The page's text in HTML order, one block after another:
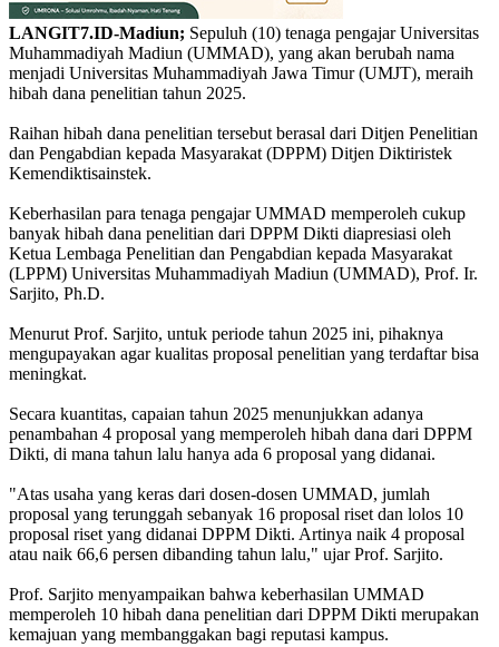
LANGIT7.ID-Madiun; Sepuluh (10) tenaga pengajar Universitas
Muhammadiyah Madiun (UMMAD), yang akan berubah nama
menjadi Universitas Muhammadiyah Jawa Timur (UMJT), meraih
hibah dana penelitian tahun 2025.
Raihan hibah dana penelitian tersebut berasal dari Ditjen Penelitian
dan Pengabdian kepada Masyarakat (DPPM) Ditjen Diktiristek
Kemendiktisainstek.
Keberhasilan para tenaga pengajar UMMAD memperoleh cukup
banyak hibah dana penelitian dari DPPM Dikti diapresiasi oleh
Ketua Lembaga Penelitian dan Pengabdian kepada Masyarakat
(LPPM) Universitas Muhammadiyah Madiun (UMMAD), Prof. Ir.
Sarjito, Ph.D.
Menurut Prof. Sarjito, untuk periode tahun 2025 ini, pihaknya
mengupayakan agar kualitas proposal penelitian yang terdaftar bisa
meningkat.
Secara kuantitas, capaian tahun 2025 menunjukkan adanya
penambahan 4 proposal yang memperoleh hibah dana dari DPPM
Dikti, di mana tahun lalu hanya ada 6 proposal yang didanai.
"Atas usaha yang keras dari dosen-dosen UMMAD, jumlah
proposal yang terunggah sebanyak 16 proposal riset dan lolos 10
proposal riset yang didanai DPPM Dikti. Artinya naik 4 proposal
atau naik 66,6 persen dibanding tahun lalu," ujar Prof. Sarjito.
Prof. Sarjito menyampaikan bahwa keberhasilan UMMAD
memperoleh 10 hibah dana penelitian dari DPPM Dikti merupakan
kemajuan yang membanggakan bagi reputasi kampus.